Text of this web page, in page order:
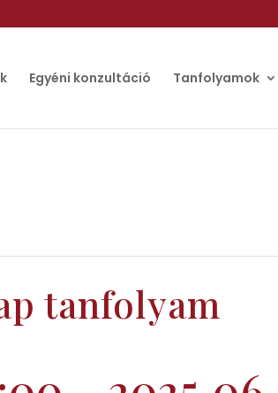
Egyéni konzultáció Tanfolyamok
tanfolyam